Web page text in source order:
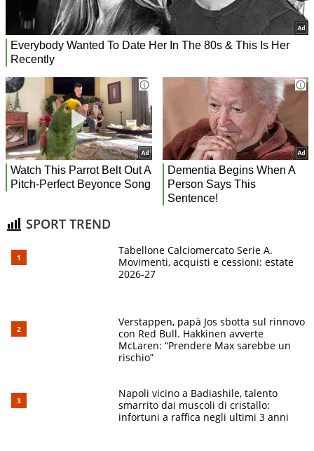
SPORT TREND
Tabellone Calciomercato Serie A.
Movimenti, acquisti e cessioni: estate
2026-27
Verstappen, papà Jos sbotta sul rinnovo
con Red Bull. Hakkinen avverte
McLaren: “Prendere Max sarebbe un
rischio”
Napoli vicino a Badiashile, talento
smarrito dai muscoli di cristallo:
infortuni a raffica negli ultimi 3 anni